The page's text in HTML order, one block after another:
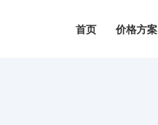
首页 价格方案